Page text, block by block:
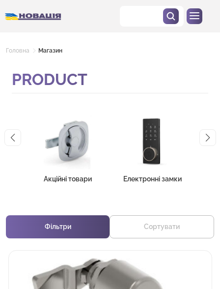
Головна Магазин
PRODUCT
Акційні товари Електронні замки
Фільтри Сортувати